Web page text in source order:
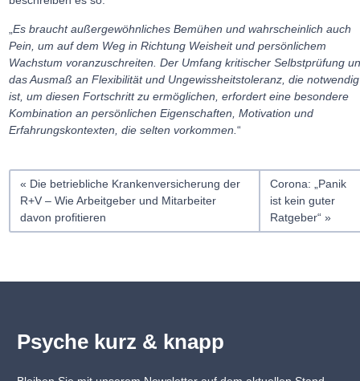
„Es braucht außergewöhnliches Bemühen und wahrscheinlich auch
Pein, um auf dem Weg in Richtung Weisheit und persönlichem
Wachstum voranzuschreiten. Der Umfang kritischer Selbstprüfung
das Ausmaß an Flexibilität und Ungewissheitstoleranz, die notwendig
ist, um diesen Fortschritt zu ermöglichen, erfordert eine besondere
Kombination an persönlichen Eigenschaften, Motivation und
Erfahrungskontexten, die selten vorkommen.“
Die betriebliche Krankenversicherung der
R+V – Wie Arbeitgeber und Mitarbeiter
davon profitieren
Corona: „Panik
ist kein guter
Ratgeber“
Psyche kurz & knapp